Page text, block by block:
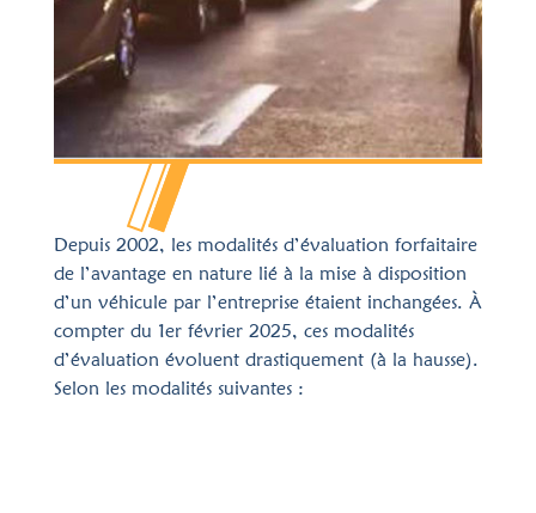
Depuis 2002, les modalités d’évaluation forfaitaire
de l’avantage en nature lié à la mise à disposition
d’un véhicule par l’entreprise étaient inchangées. À
compter du 1er février 2025, ces modalités
d’évaluation évoluent drastiquement (à la hausse).
Selon les modalités suivantes :